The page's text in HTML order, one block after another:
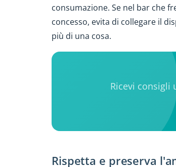
consumazione. Se nel bar che
concesso, evita di collegare il
più di una cosa.
Ricevi consigli
Rispetta e preserva